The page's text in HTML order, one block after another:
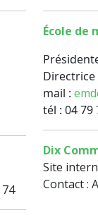
École de
mail :
tél : 04 79
Dix
Site
Contact :